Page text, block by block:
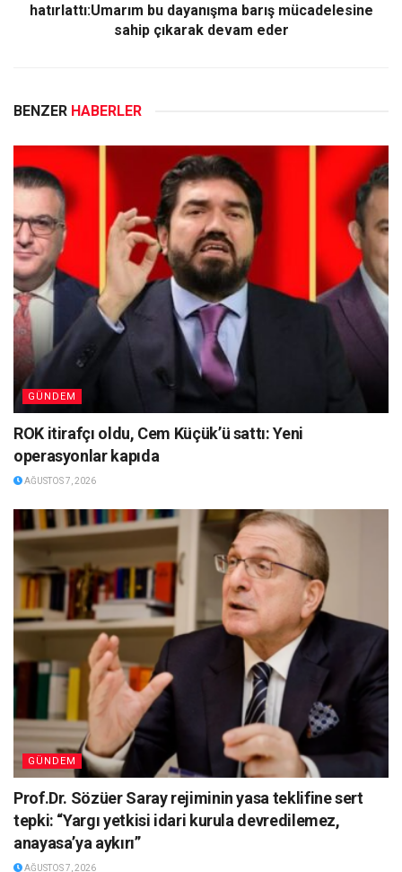
hatırlattı:Umarım bu dayanışma barış mücadelesine
sahip çıkarak devam eder
BENZER HABERLER
GÜNDEM
ROK itirafçı oldu, Cem Küçük’ü sattı: Yeni
operasyonlar kapıda
AĞUSTOS 7, 2026
GÜNDEM
Prof.Dr. Sözüer Saray rejiminin yasa teklifine sert
tepki: “Yargı yetkisi idari kurula devredilemez,
anayasa’ya aykırı”
AĞUSTOS 7, 2026